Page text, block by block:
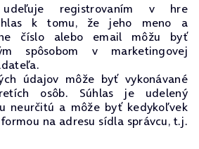
registrovaním v hre
k tomu, že jeho meno a
číslo alebo email môžu byť
spôsobom v marketingovej
údajov môže byť vykonávané
osôb. Súhlas je udelený
neurčitú a môže byť kedykoľvek
na adresu sídla správcu, t.j.